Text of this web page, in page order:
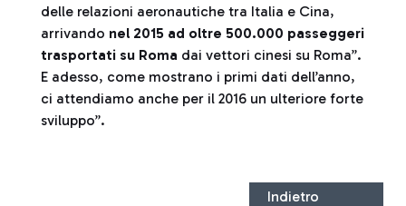
delle relazioni aeronautiche tra Italia e Cina,
arrivando nel 2015 ad oltre 500.000 passeggeri
trasportati su Roma dai vettori cinesi su Roma”.
E adesso, come mostrano i primi dati dell’anno,
ci attendiamo anche per il 2016 un ulteriore forte
sviluppo”.
Indietro